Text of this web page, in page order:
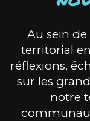
Au sein de
territorial
réflexions,
sur les
notre